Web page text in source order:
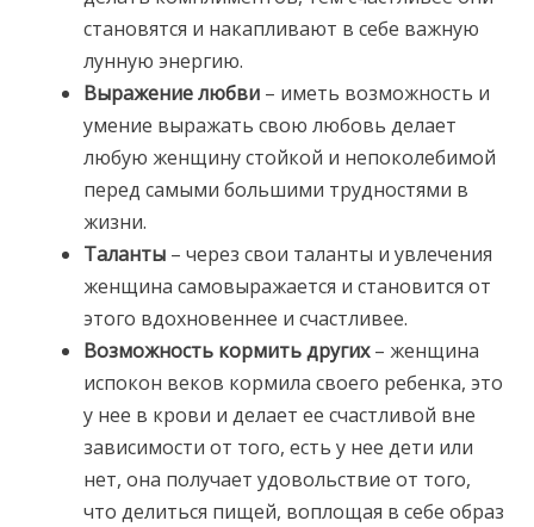
становятся и накапливают в себе важную
лунную энергию.
Выражение любви – иметь возможность и
умение выражать свою любовь делает
любую женщину стойкой и непоколебимой
перед самыми большими трудностями в
жизни.
Таланты – через свои таланты и увлечения
женщина самовыражается и становится от
этого вдохновеннее и счастливее.
Возможность кормить других– женщина
испокон веков кормила своего ребенка, это
у нее в крови и делает ее счастливой вне
зависимости от того, есть у нее дети или
нет, она получает удовольствие от того,
что делиться пищей, воплощая в себе образ